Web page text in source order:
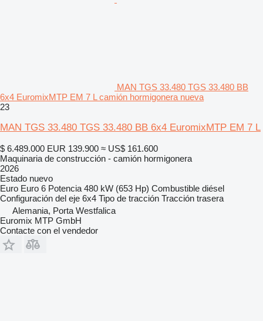
MAN TGS 33.480 TGS 33.480 BB
6x4 EuromixMTP EM 7 L camión hormigonera nueva
23
MAN TGS 33.480 TGS 33.480 BB 6x4 EuromixMTP EM 7 L
$ 6.489.000 EUR 139.900 ≈ US$ 161.600
Maquinaria de construcción - camión hormigonera
2026
Estado nuevo
Euro Euro 6 Potencia 480 kW (653 Hp) Combustible diésel
Configuración del eje 6x4 Tipo de tracción Tracción trasera
Alemania, Porta Westfalica
Euromix MTP GmbH
Contacte con el vendedor